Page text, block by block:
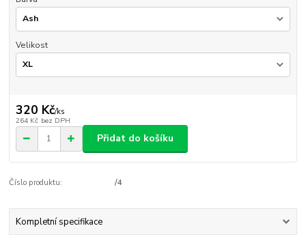
Velikost
320 Kč/ks
264 Kč bez DPH
Přidat do košíku
Číslo produktu: /4
Kompletní specifikace